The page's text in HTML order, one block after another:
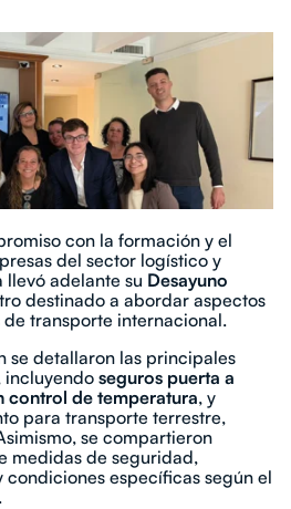
con la formación y el
del sector logístico y
llevó adelante su Desayuno
destinado a abordar aspectos
transporte internacional.
se detallaron las principales
incluyendoseguros puerta a
control de temperatura, y
para transporte terrestre,
se compartieron
medidas de seguridad,
específicas según el